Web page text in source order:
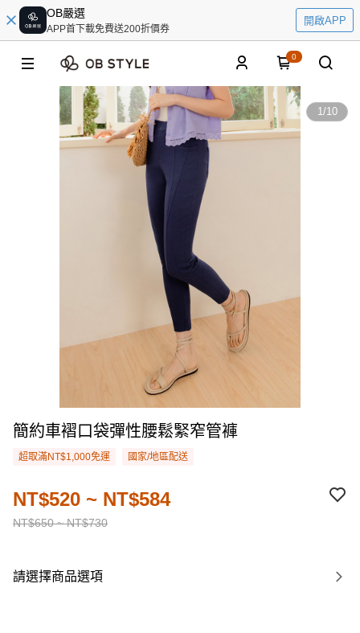
OB嚴選
APP首下載免費送200折價券
開啟APP
0
1/10
簡約車褶口袋彈性腰鬆緊窄管褲
超取滿NT$1,000免運 國家/地區配送
NT$650 ~ NT$730
NT$520 ~ NT$584
請選擇商品選項